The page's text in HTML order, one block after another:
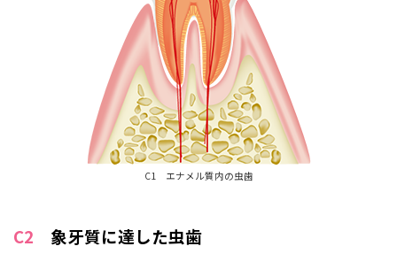
C1 エナメル質内の虫歯
C2 象牙質に達した虫歯